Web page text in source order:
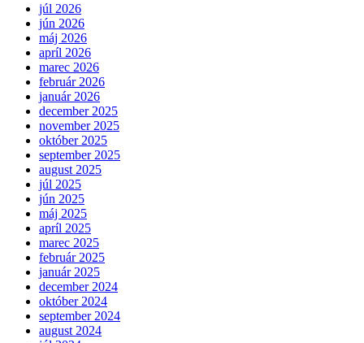
júl 2026
jún 2026
máj 2026
apríl 2026
marec 2026
február 2026
január 2026
december 2025
november 2025
október 2025
september 2025
august 2025
júl 2025
jún 2025
máj 2025
apríl 2025
marec 2025
február 2025
január 2025
december 2024
október 2024
september 2024
august 2024